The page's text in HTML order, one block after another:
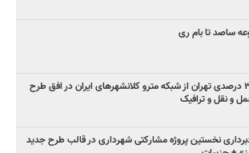
ساصد تا بام ری
سهم ۳۸ درصدی تهران از شبکه مترو کلانشهرهای ایران در افق طرح
و نقل و ترافیک
نخستین پروژه مشارکتی شهرداری در قالب طرح جدید